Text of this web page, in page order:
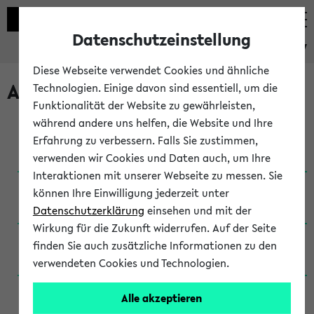
eKVV
Archivierte Studiengänge
Anglistik: British and American Studies / B.A.
(Einschreibung bis WiSe 16/17)
Anglistik: British and American Studies / B.A.
(Einschreibung bis SoSe 2015)
Anglistik: British and American Studies / B.A.
(Einschreibung bis SoSe 2013)
Anglistik: British and American Studies / Ba
(Einschreibung bis SoSe 2011)
Datenschutzeinstellung
Diese Webseite verwendet Cookies und ähnliche
Technologien. Einige davon sind essentiell, um die
Funktionalität der Website zu gewährleisten,
während andere uns helfen, die Website und Ihre
Erfahrung zu verbessern. Falls Sie zustimmen,
verwenden wir Cookies und Daten auch, um Ihre
Interaktionen mit unserer Webseite zu messen. Sie
können Ihre Einwilligung jederzeit unter
Datenschutzerklärung einsehen und mit der
Wirkung für die Zukunft widerrufen. Auf der Seite
finden Sie auch zusätzliche Informationen zu den
verwendeten Cookies und Technologien.
Alle akzeptieren